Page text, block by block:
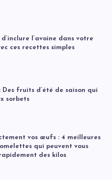
l’avoine dans votre
ces recettes simples
Des fruits d’été de saison qui
sorbets
vos œufs : 4 meilleures
qui peuvent vous
des kilos